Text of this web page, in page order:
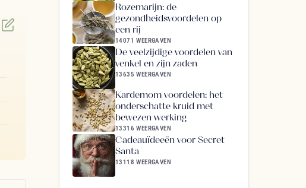
Rozemarijn: de
gezondheidsvoordelen op
een rij
14071 WEERGAVEN
De veelzijdige voordelen van
venkel en zijn zaden
13635 WEERGAVEN
Kardemom voordelen: het
onderschatte kruid met
bewezen werking
13316 WEERGAVEN
Cadeauïdeeën voor Secret
Santa
13118 WEERGAVEN